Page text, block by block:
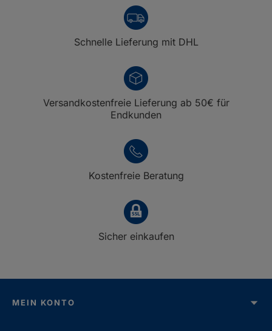
Schnelle Lieferung mit DHL
Versandkostenfreie Lieferung ab 50€ für
Endkunden
Kostenfreie Beratung
Sicher einkaufen
MEIN KONTO